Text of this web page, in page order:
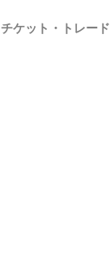
チケット・トレード